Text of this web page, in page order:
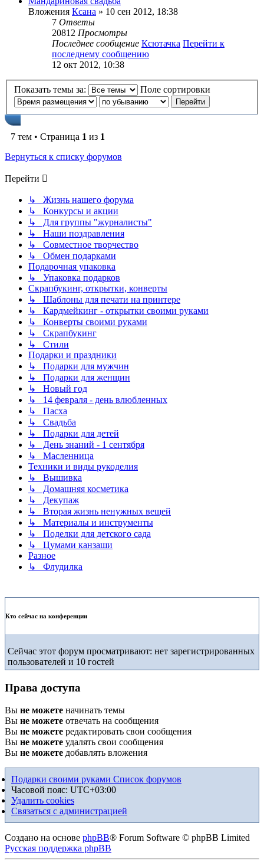
Вложения Ксана » 10 сен 2012, 18:38
7 Ответы
20812 Просмотры
Последнее сообщение Ксютачка Перейти к
последнему сообщению
12 окт 2012, 10:38
Показать темы за: Поле сортировки
7 тем • Страница 1 из 1
Вернуться к списку форумов
Перейти
↳ Жизнь нашего форума
↳ Конкурсы и акции
↳ Для группы "журналисты"
↳ Наши поздравления
↳ Совместное творчество
↳ Обмен подарками
Подарочная упаковка
↳ Упаковка подарков
Скрапбукинг, открытки, конверты
↳ Шаблоны для печати на принтере
↳ Кардмейкинг - открытки своими руками
↳ Конверты своими руками
↳ Скрапбукинг
↳ Стили
Подарки и праздники
↳ Подарки для мужчин
↳ Подарки для женщин
↳ Новый год
↳ 14 февраля - день влюбленных
↳ Пасха
↳ Свадьба
↳ Подарки для детей
↳ День знаний - 1 сентября
↳ Масленница
Техники и виды рукоделия
↳ Вышивка
↳ Домашняя косметика
↳ Декупаж
↳ Вторая жизнь ненужных вещей
↳ Материалы и инструменты
↳ Поделки для детского сада
↳ Цумами канзаши
Разное
↳ Флудилка
Кто сейчас на конференции
Сейчас этот форум просматривают: нет зарегистрированных
пользователей и 10 гостей
Права доступа
Вы не можете начинать темы
Вы не можете отвечать на сообщения
Вы не можете редактировать свои сообщения
Вы не можете удалять свои сообщения
Вы не можете добавлять вложения
Подарки своими руками Список форумов
Часовой пояс: UTC+03:00
Удалить cookies
Связаться с администрацией
Создано на основе phpBB® Forum Software © phpBB Limited
Русская поддержка phpBB